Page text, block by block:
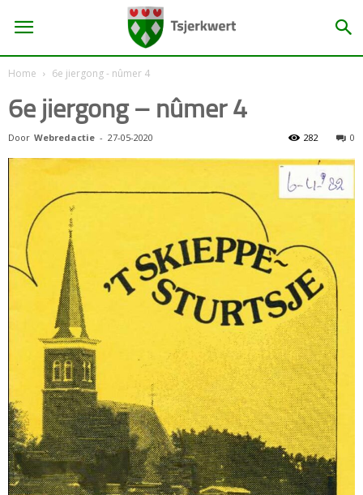
Home 6e jiergong - nûmer 4
6e jiergong – nûmer 4
Door Webredactie - 27-05-2020 0
282